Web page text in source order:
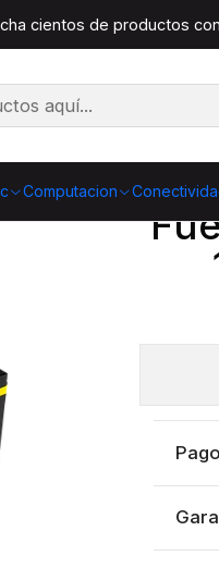
Computacion
cientos de productos
de Poder
Cantidad